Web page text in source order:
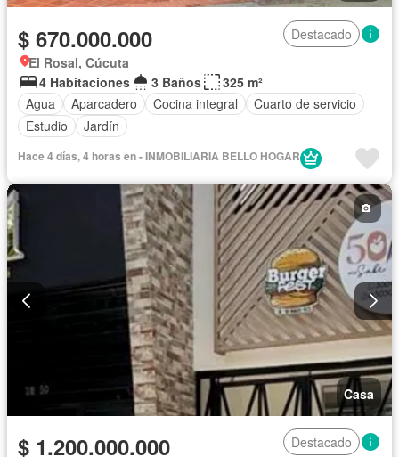
$ 670.000.000
Destacado
El Rosal, Cúcuta
4 Habitaciones
3 Baños
325 m²
Agua
Aparcadero Cocina integral
Cuarto de servicio
Estudio
Jardín
Hace 4 días, 4 horas en - INMOBILIARIA BELLO HOGAR
Casa
$ 1.200.000.000 Destacado